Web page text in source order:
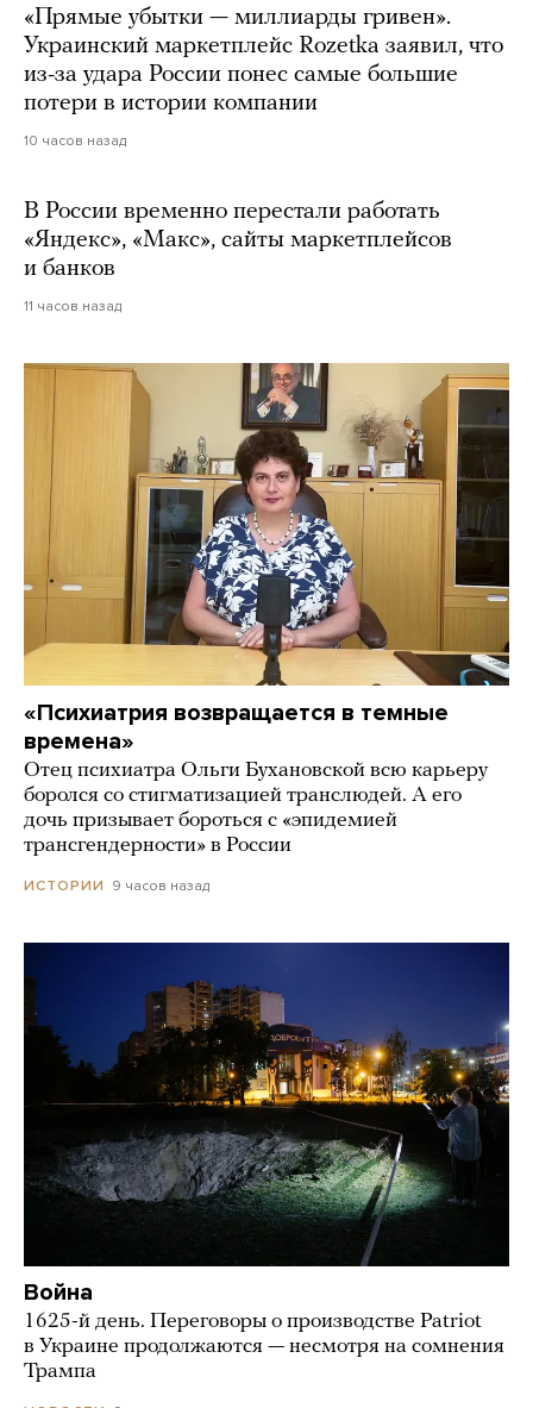
«Прямые убытки — миллиарды гривен».
Украинский маркетплейс Rozetka заявил, что
из-за удара России понес самые большие
потери в истории компании
10 часов назад
В России временно перестали работать
«Яндекс», «Макс», сайты маркетплейсов
и банков
11 часов назад
«Психиатрия возвращается в темные
времена»
Отец психиатра Ольги Бухановской всю карьеру
боролся со стигматизацией транслюдей. А его
дочь призывает бороться с «эпидемией
трансгендерности» в России
ИСТОРИИ 9 часов назад
Война
1625-й день. Переговоры о производстве Patriot
в Украине продолжаются — несмотря на сомнения
Трампа